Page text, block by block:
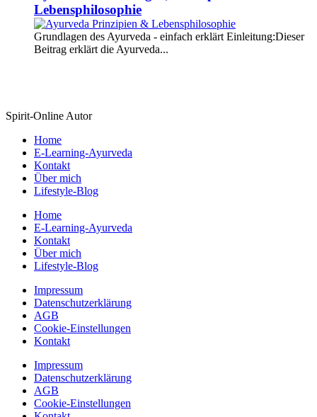
Lebensphilosophie
Grundlagen des Ayurveda - einfach erklärt Einleitung:Dieser
Beitrag erklärt die Ayurveda...
Spirit-Online Autor
Home
E-Learning-Ayurveda
Kontakt
Über mich
Lifestyle-Blog
Home
E-Learning-Ayurveda
Kontakt
Über mich
Lifestyle-Blog
Impressum
Datenschutzerklärung
AGB
Cookie-Einstellungen
Kontakt
Impressum
Datenschutzerklärung
AGB
Cookie-Einstellungen